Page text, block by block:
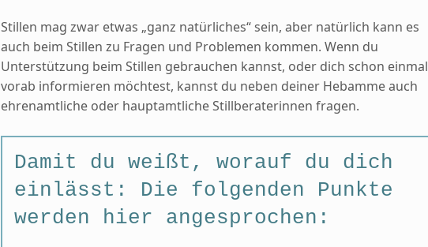
Stillen mag zwar etwas „ganz natürliches“ sein, aber natürlich kann es
auch beim Stillen zu Fragen und Problemen kommen. Wenn du
Unterstützung beim Stillen gebrauchen kannst, oder dich schon einmal
vorab informieren möchtest, kannst du neben deiner Hebamme auch
ehrenamtliche oder hauptamtliche Stillberaterinnen fragen.
Damit du weißt, worauf du dich
einlässt: Die folgenden Punkte
werden hier angesprochen: